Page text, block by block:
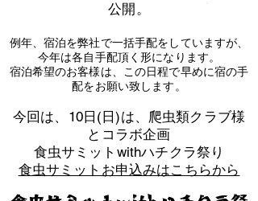
公開。
例年、宿泊を弊社で一括手配をしていますが、
今年は各自手配頂く形になります。
​宿泊希望のお客様は、この日程で早めに宿の手
配をお願い致します。
​今回は、10日(日)は、爬虫類クラブ様
とコラボ企画
​食虫サミットwithハチクラ祭り
食虫サミットお申込みはこちらから